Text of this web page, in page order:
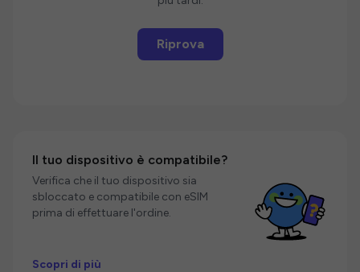
Riprova
Il tuo dispositivo è compatibile?
Verifica che il tuo dispositivo sia
sbloccato e compatibile con eSIM
prima di effettuare l'ordine.
Scopri di più